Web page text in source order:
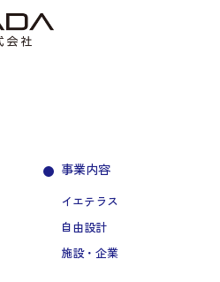
事業内容
イエテラス
自由設計
施設・企業